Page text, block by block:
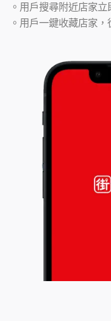
。用戶搜尋附近店家
。用戶一鍵收藏店家